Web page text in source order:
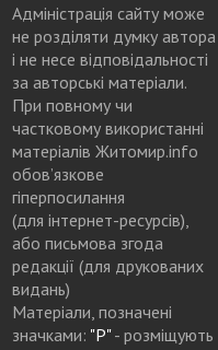
Адміністрація сайту може
не розділяти думку автора
і не несе відповідальності
за авторські матеріали.
При повному чи
частковому використанні
матеріалів Житомир.info
обов’язкове
гіперпосилання
(для інтернет-ресурсів),
або письмова згода
редакції (для друкованих
видань)
Матеріали, позначені
значками: "Р"- розміщують